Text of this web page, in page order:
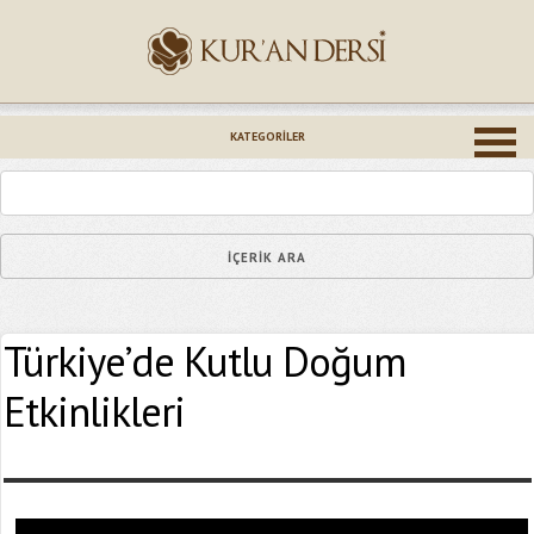
KATEGORILER
Türkiye’de Kutlu Doğum
Etkinlikleri
Epostanız (*)
Yaşadığınız Hatanın Ayrıntıları